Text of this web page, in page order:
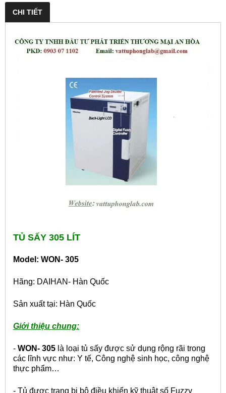
CHI TIẾT
TỦ SẤY 305 LÍT
Model: WON- 305
Hãng: DAIHAN- Hàn Quốc
Sản xuất tại: Hàn Quốc
Giới thiệu chung:
- WON- 305 là loại tủ sấy được sử dụng rộng rãi trong
các lĩnh vực như: Y tế, Công nghệ sinh học, công nghệ
thực phẩm…
- Tủ được trang bị bộ điều khiển kỹ thuật số Fuzzy